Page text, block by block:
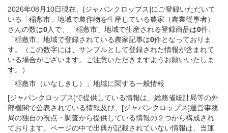
2026年08月10日現在、[ジャパンクロップス]にご登録いただいて
いる「稲敷市」地域で農作物を生産している農家（農業従事者）
さんの数は0人で、「稲敷市」地域で生産される登録商品は0件、
「稲敷市」地域で登録されている農家記事は0件となっておりま
す。（この数字には、サンプルとして登録された情報が含まれて
いる場合がございます。ご注意いただきますようお願いいたしま
す。）
「稲敷市（いなしきし）」 地域に関する一般情報
[ジャパンクロップス]で提供している情報は、総務省統計局等の外
部機関で公表されている情報及び、[ジャパンクロップス]運営事務
局の独自の視点・調査から提供している情報の２つから構成され
ております。ページの中で出典が記載されていない情報は、当運